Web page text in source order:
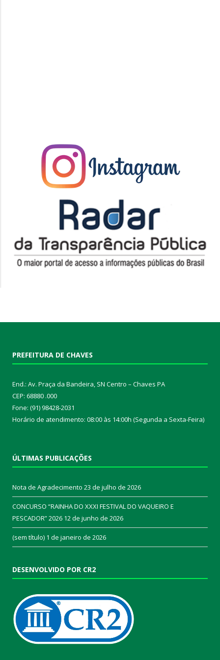
PREFEITURA DE CHAVES
End.: Av. Praça da Bandeira, SN Centro – Chaves PA
CEP: 68880 .000
Fone: (91) 98428-2031
Horário de atendimento: 08:00 às 14:00h (Segunda a Sexta-Feira)
ÚLTIMAS PUBLICAÇÕES
Nota de Agradecimento 23 de julho de 2026
CONCURSO “RAINHA DO XXXI FESTIVAL DO VAQUEIRO E
PESCADOR” 2026 12 de junho de 2026
(sem título) 1 de janeiro de 2026
DESENVOLVIDO POR CR2